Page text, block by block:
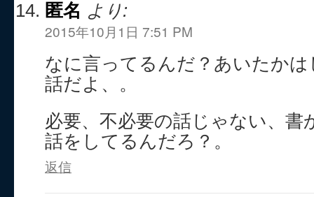
匿名 より:
2015年10月1日 7:51 PM
なに言ってるんだ？あいたか
話だよ、。
必要、不必要の話じゃない、書
話をしてるんだろ？。
返信